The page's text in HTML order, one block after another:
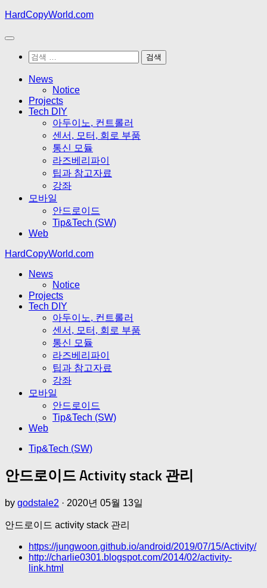
Skip
content
HardCopyWorld.com
검
News
Notice
Projects
Tech DIY
아두이노, 컨트롤러
센서, 모터, 회로 부품
통신 모듈
라즈베리파이
팁과 참고자료
강좌
모바일
안드로이드
Tip&Tech (SW)
Web
HardCopyWorld.com
News
Notice
Projects
Tech DIY
아두이노, 컨트롤러
센서, 모터, 회로 부품
통신 모듈
라즈베리파이
팁과 참고자료
강좌
모바일
안드로이드
Tip&Tech (SW)
Web
Tip&Tech (SW)
안드로이드 Activity stack 관리
by godstale2 · 2020년 05월 13일
안드로이드 activity stack 관리
https://jungwoon.github.io/android/2019/07/15/Activity/
http://charlie0301.blogspot.com/2014/02/activity-
link.html